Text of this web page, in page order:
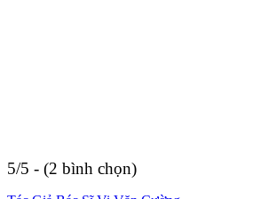
5/5 - (2 bình chọn)